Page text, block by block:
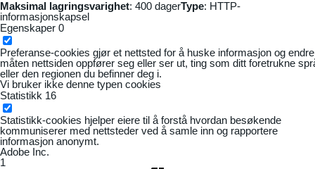
Maksimal lagringsvarighet: 400 dagerType: HTTP-
informasjonskapsel
Egenskaper 0
Preferanse-cookies gjør et nettsted for å huske informasjon og
måten nettsiden oppfører seg eller ser ut, ting som ditt foretrukne
eller den regionen du befinner deg i.
Vi bruker ikke denne typen cookies
Statistikk 16
Statistikk-cookies hjelper eiere til å forstå hvordan besøkende
kommuniserer med nettsteder ved å samle inn og rapportere
informasjon anonymt.
Adobe Inc.
1